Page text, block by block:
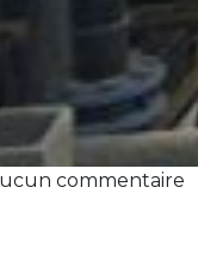
commentaire